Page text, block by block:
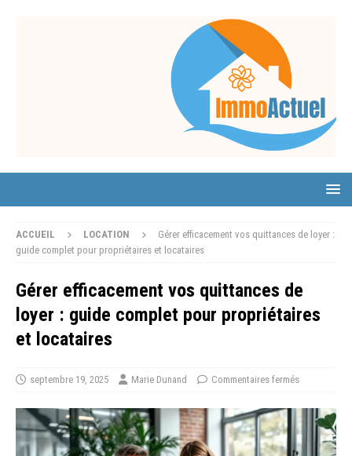
ACCUEIL LOCATION
Gérer efficacement vos quittances de loyer :
guide complet pour propriétaires et locataires
Gérer efficacement vos quittances de
loyer : guide complet pour propriétaires
et locataires
septembre 19, 2025 Marie Dunand Commentaires fermés